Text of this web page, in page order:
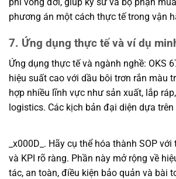
phí vòng đời, giúp kỹ sư và bộ phận
phương án một cách thực tế trong vận
7. Ứng dụng thực tế và ví dụ
Ứng dụng thực tế và ngành nghề: OKS
hiệu suất cao với dầu bôi trơn rắn màu
hợp nhiều lĩnh vực như sản xuất, lắp
logistics. Các kịch bản đại diện dựa
_x000D_. Hãy cụ thể hóa thành SOP
và KPI rõ ràng. Phần này mở rộng về
tác, an toàn, điều kiện bảo quản và bài